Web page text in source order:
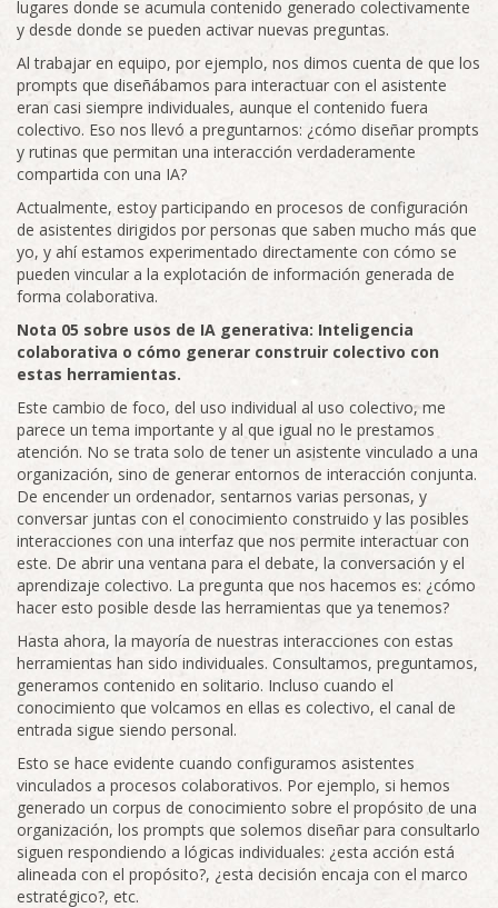
lugares donde se acumula contenido generado colectivamente
y desde donde se pueden activar nuevas preguntas.
Al trabajar en equipo, por ejemplo, nos dimos cuenta de que los
prompts que diseñábamos para interactuar con el asistente
eran casi siempre individuales, aunque el contenido fuera
colectivo. Eso nos llevó a preguntarnos: ¿cómo diseñar prompts
y rutinas que permitan una interacción verdaderamente
compartida con una IA?
Actualmente, estoy participando en procesos de configuración
de asistentes dirigidos por personas que saben mucho más que
yo, y ahí estamos experimentado directamente con cómo se
pueden vincular a la explotación de información generada de
forma colaborativa.
Nota 05 sobre usos de IA generativa: Inteligencia
colaborativa o cómo generar construir colectivo con
estas herramientas.
Este cambio de foco, del uso individual al uso colectivo, me
parece un tema importante y al que igual no le prestamos
atención. No se trata solo de tener un asistente vinculado a una
organización, sino de generar entornos de interacción conjunta.
De encender un ordenador, sentarnos varias personas, y
conversar juntas con el conocimiento construido y las posibles
interacciones con una interfaz que nos permite interactuar con
este. De abrir una ventana para el debate, la conversación y el
aprendizaje colectivo. La pregunta que nos hacemos es: ¿cómo
hacer esto posible desde las herramientas que ya tenemos?
Hasta ahora, la mayoría de nuestras interacciones con estas
herramientas han sido individuales. Consultamos, preguntamos,
generamos contenido en solitario. Incluso cuando el
conocimiento que volcamos en ellas es colectivo, el canal de
entrada sigue siendo personal.
Esto se hace evidente cuando configuramos asistentes
vinculados a procesos colaborativos. Por ejemplo, si hemos
generado un corpus de conocimiento sobre el propósito de una
organización, los prompts que solemos diseñar para consultarlo
siguen respondiendo a lógicas individuales: ¿esta acción está
alineada con el propósito?, ¿esta decisión encaja con el marco
estratégico?, etc.